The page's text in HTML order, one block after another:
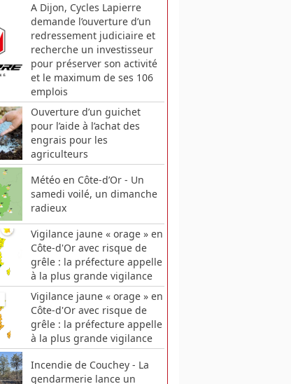
A Dijon, Cycles Lapierre
demande l’ouverture d’un
redressement judiciaire et
recherche un investisseur
pour préserver son activité
et le maximum de ses 106
emplois
Ouverture d’un guichet
pour l’aide à l’achat des
engrais pour les
agriculteurs
Météo en Côte-d’Or - Un
samedi voilé, un dimanche
radieux
Vigilance jaune « orage » en
Côte-d'Or avec risque de
grêle : la préfecture appelle
à la plus grande vigilance
Vigilance jaune « orage » en
Côte-d'Or avec risque de
grêle : la préfecture appelle
à la plus grande vigilance
Incendie de Couchey - La
gendarmerie lance un